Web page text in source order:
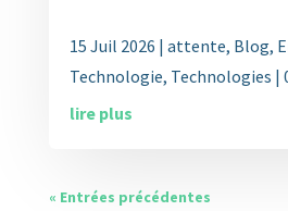
15 Juil 2026 | attente, Blog,
Technologie, Technologies |
lire plus
« Entrées précédentes